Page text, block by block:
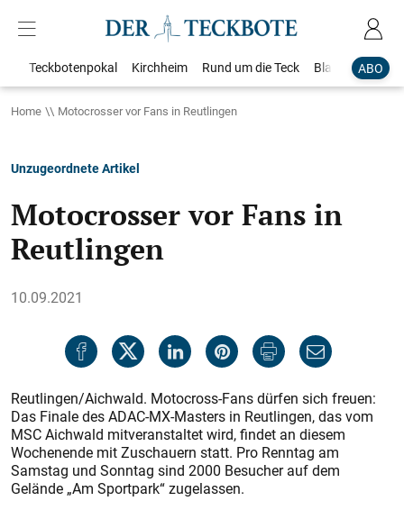
ABO
Teckbotenpokal Kirchheim Rund um die Teck Blaulicht
Home Motocrosser vor Fans in Reutlingen
Unzugeordnete Artikel
Motocrosser vor Fans in
Reutlingen
10.09.2021
Reutlingen/Aichwald. Motocross-Fans dürfen sich freuen:
Das Finale des ADAC-MX-Masters in Reutlingen, das vom
MSC Aichwald mitveranstaltet wird, findet an diesem
Wochenende mit Zuschauern statt. Pro Renntag am
Samstag und Sonntag sind 2000 Besucher auf dem
Gelände „Am Sportpark“ zugelassen.